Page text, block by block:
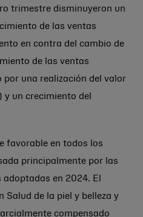
trimestre disminuyeron un
de las ventas
en contra del cambio de
de las ventas
por una realización del valor
y un crecimiento del
favorable en todos los
principalmente por las
en 2024. El
Salud de la piel y belleza y
compensado